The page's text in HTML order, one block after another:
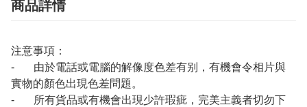
商品詳情
注意事項：
- 由於電話或電腦的解像度色差有别，有機會令相片與
實物的顏色出現色差問題。
- 所有貨品或有機會出現少許瑕疵，完美主義者切勿下